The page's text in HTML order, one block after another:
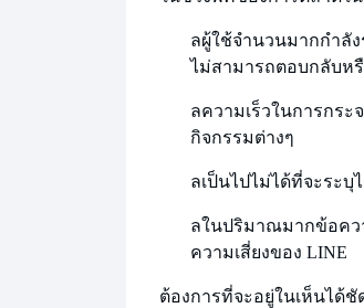
ลผู้ใช้จำนวนมากกำลั
ไม่สามารถตอบกลับห
ลความเร็วในการกร
กิจกรรมต่างๆ
ลเป็นไปไม่ได้ที่จะระบุ
ลในปริมาณมากข้อคว
ความเสี่ยงของ LINE
ต้องการที่จะอยู่ในเห็นได้ชั